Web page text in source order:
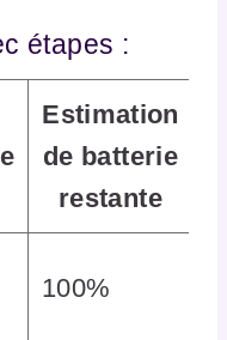
étapes :
Estimation
de batterie
restante
100%